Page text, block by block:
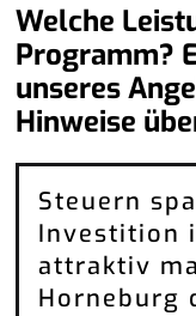
Welche
Programm?
unseres
Hinweise
Steuern
Investition
attraktiv
Horneburg